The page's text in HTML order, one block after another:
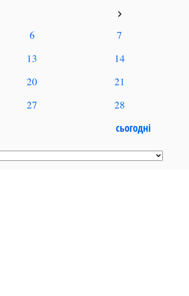
keyboard_arrow_right
6
7
13
14
20
21
27
28
сьогодні